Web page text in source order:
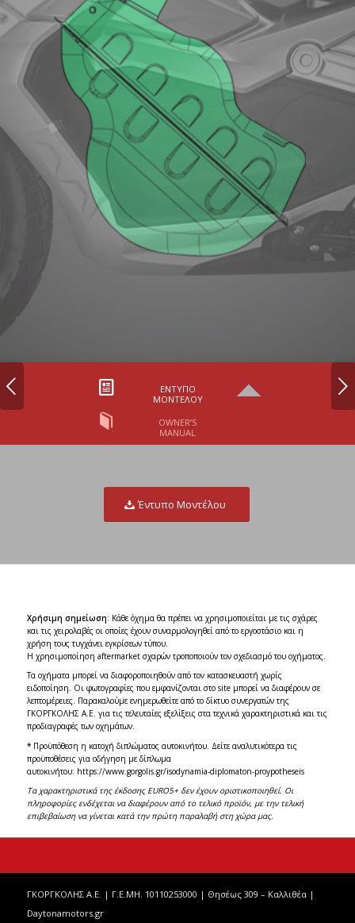
ΈΝΤΥΠΟ
ΜΟΝΤΈΛΟΥ
OWNER’S
MANUAL
Next
Έντυπο Μοντέλου
Χρήσιμη σημείωση: Κάθε όχημα θα πρέπει να χρησιμοποιείται με τις σχάρες
και τις χειρολαβές οι οποίες έχουν συναρμολογηθεί από το εργοστάσιο και η
χρήση τους τυγχάνει εγκρίσεων τύπου.
Η χρησιμοποίηση aftermarket σχαρών τροποποιούν τον σχεδιασμό του οχήματος.
Τα οχήματα μπορεί να διαφοροποιηθούν από τον κατασκευαστή χωρίς
ειδοποίηση. Οι φωτογραφίες που εμφανίζονται στο site μπορεί να διαφέρουν σε
λεπτομέρειες. Παρακαλούμε ενημερωθείτε από το δίκτυο συνεργατών της
ΓΚΟΡΓΚΟΛΗΣ Α.Ε. για τις τελευταίες εξελίξεις στα τεχνικά χαρακτηριστικά και τις
προδιαγραφές των οχημάτων.
*Προϋπόθεση η κατοχή διπλώματος αυτοκινήτου. Δείτε αναλυτικότερα τις
προϋποθέσεις για οδήγηση με δίπλωμα
αυτοκινήτου: https://www.gorgolis.gr/isodynamia-diplomaton-proypotheseis
Τα χαρακτηριστικά της έκδοσης EURO5+ δεν έχουν οριστικοποιηθεί. Οι
πληροφορίες ενδέχεται να διαφέρουν από το τελικό προϊόν, με την τελική
επιβεβαίωση να γίνεται κατά την πρώτη παραλαβή στη χώρα μας.
ΓΚΟΡΓΚΟΛΗΣ Α.Ε. | Γ.Ε.ΜΗ. 10110253000 | Θησέως 309 – Καλλιθέα |
Daytonamotors.gr